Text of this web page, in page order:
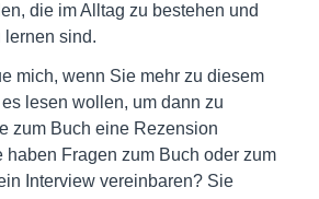
die im Alltag zu bestehen und
lernen sind.
mich, wenn Sie mehr zu diesem
lesen wollen, um dann zu
zum Buch eine Rezension
haben Fragen zum Buch oder zum
Interview vereinbaren? Sie